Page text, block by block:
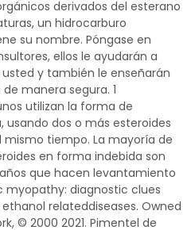
derivados del esterano
un hidrocarburo
su nombre. Póngase en
ellos le ayudarán a
y también le enseñarán
manera segura. 1
utilizan la forma de
dos o más esteroides
tiempo. La mayoría de
en forma indebida son
que hacen levantamiento
myopathy: diagnostic clues
relateddiseases. Owned
© 2000 2021. Pimentel de